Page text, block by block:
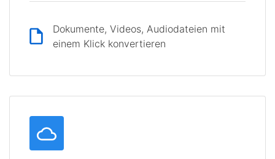
Dokumente, Videos, Audiodateien mit
einem Klick konvertieren